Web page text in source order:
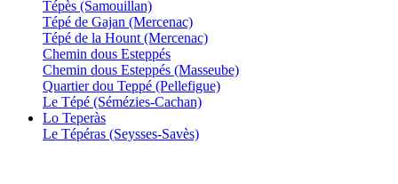
Tépès (Samouillan)
Tépé de Gajan (Mercenac)
Tépé de la Hount (Mercenac)
Chemin dous Esteppés
Chemin dous Esteppés (Masseube)
Quartier dou Teppé (Pellefigue)
Le Tépé (Sémézies-Cachan)
Lo Teperàs
Le Tépéras (Seysses-Savès)